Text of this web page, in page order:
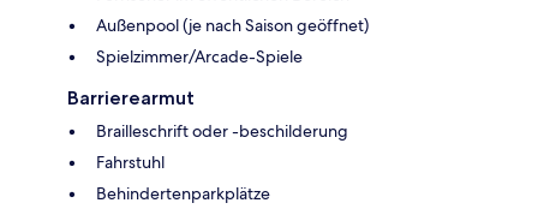
Außenpool (je nach Saison geöffnet)
Spielzimmer/Arcade-Spiele
Barrierearmut
Brailleschrift oder -beschilderung
Fahrstuhl
Behindertenparkplätze